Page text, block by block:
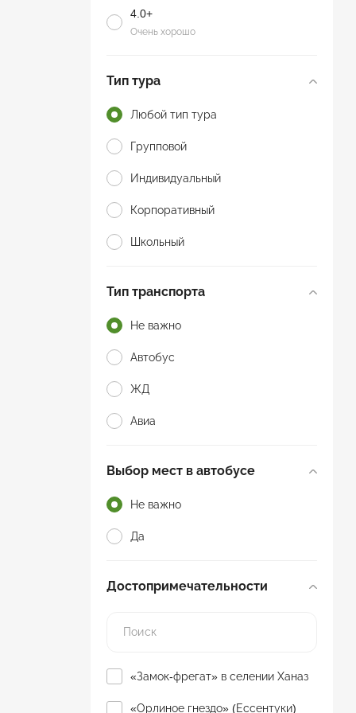
4.0+
Очень хорошо
Тип тура
Любой тип тура
Групповой
Индивидуальный
Корпоративный
Школьный
Тип транспорта
Не важно
Автобус
ЖД
Авиа
Выбор мест в автобусе
Не важно
Да
Достопримечательности
«Замок-фрегат» в селении Ханаз
«Орлиное гнездо» (Ессентуки)